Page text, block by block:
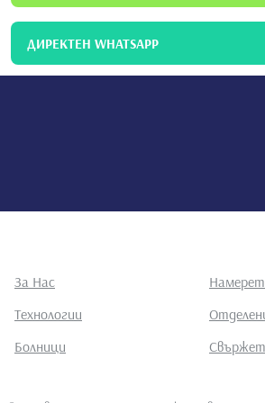
ДИРЕКТЕН WHATSAPP
За Нас
Технологии
Болници